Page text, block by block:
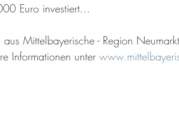
Euro investiert...
aus Mittelbayerische - Region
Informationen unter